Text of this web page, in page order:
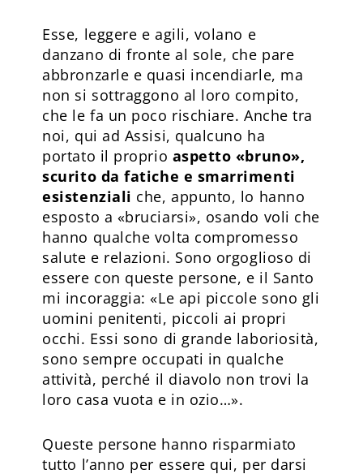
Esse, leggere e agili, volano e
danzano di fronte al sole, che pare
abbronzarle e quasi incendiarle, ma
non si sottraggono al loro compito,
che le fa un poco rischiare. Anche tra
noi, qui ad Assisi, qualcuno ha
portato il proprio aspetto «bruno»,
scurito da fatiche e smarrimenti
esistenziali che, appunto, lo hanno
esposto a «bruciarsi», osando voli che
hanno qualche volta compromesso
salute e relazioni. Sono orgoglioso di
essere con queste persone, e il Santo
mi incoraggia: «Le api piccole sono gli
uomini penitenti, piccoli ai propri
occhi. Essi sono di grande laboriosità,
sono sempre occupati in qualche
attività, perché il diavolo non trovi la
loro casa vuota e in ozio…».
Queste persone hanno risparmiato
tutto l’anno per essere qui, per darsi